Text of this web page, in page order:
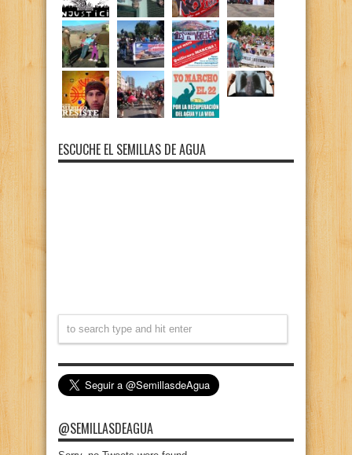
ESCUCHE EL SEMILLAS DE AGUA
@SEMILLASDEAGUA